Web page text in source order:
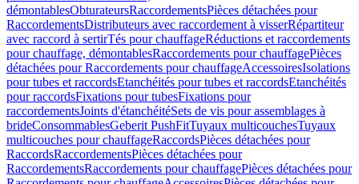
démontablesObturateursRaccordementsPièces détachées pour
RaccordementsDistributeurs avec raccordement à visserRépartiteur
avec raccord à sertirTés pour chauffageRéductions et raccordements
pour chauffage, démontablesRaccordements pour chauffagePièces
détachées pour Raccordements pour chauffageAccessoiresIsolations
pour tubes et raccordsEtanchéités pour tubes et raccordsEtanchéités
pour raccordsFixations pour tubesFixations pour
raccordementsJoints d'étanchéitéSets de vis pour assemblages à
brideConsommablesGeberit PushFitTuyaux multicouchesTuyaux
multicouches pour chauffageRaccordsPièces détachées pour
RaccordsRaccordementsPièces détachées pour
RaccordementsRaccordements pour chauffagePièces détachées pour